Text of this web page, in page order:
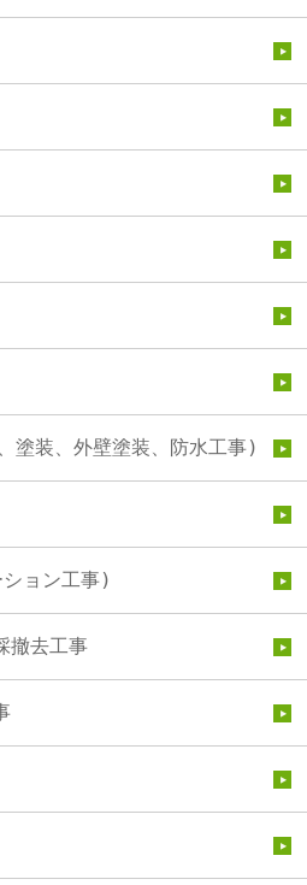
塗装、外壁塗装、防水工事)
ョン工事)
撤去工事